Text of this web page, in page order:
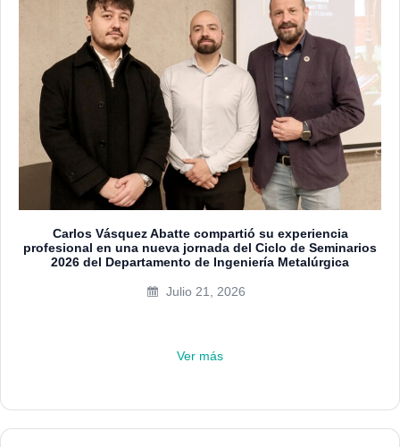
Carlos Vásquez Abatte compartió su experiencia
profesional en una nueva jornada del Ciclo de Seminarios
2026 del Departamento de Ingeniería Metalúrgica
Julio 21, 2026
Ver más